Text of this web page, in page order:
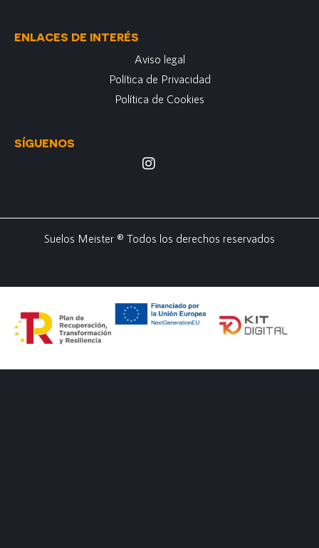
ENLACES DE INTERÉS
Aviso legal
Política de Privacidad
Política de Cookies
SÍGUENOS
Suelos Meister ® Todos los derechos reservados